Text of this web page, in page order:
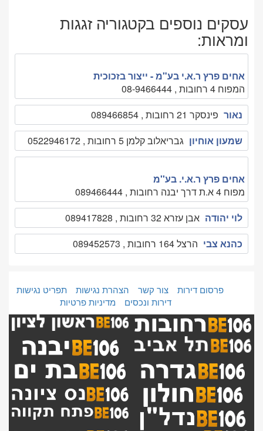
עסקים נוספים בקטגוריה זגגות
ומראות:
אחים פרץ ר.א.י בע"מ - ייצור בזכוכית
המפוח 4 רחובות , 08-9466444
נאור פינסקר 21 רחובות , 089466854
שמעון אוחיון גבריאלוב קלמן 5 רחובות , 0522946172
אחים פרץ ר.א.י. בע''מ
מפוח 4 א.ת דרך יבנה רחובות , 089466444
לוי יהודה אבן עזרא 32 רחובות , 089417828
כהנא צבי הרצל 164 רחובות , 089452573
פרסום דירות צור קשר הצהרת נגישות
תפריט נגישות
דירות ונכסים
מדיניות פרטיות